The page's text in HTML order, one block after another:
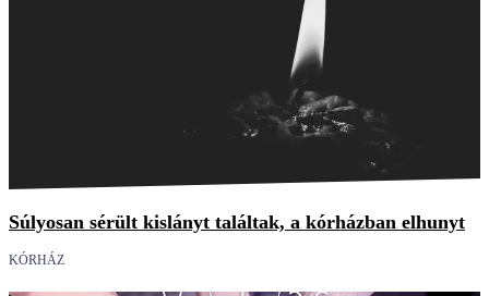
Súlyosan sérült kislányt találtak, a kórházban elhunyt
KÓRHÁZ